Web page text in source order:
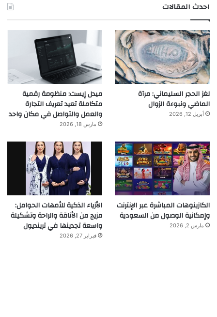
احدث المقالات
لغز الحجر السليماني: مرآة
الماضي ونبوءة الزوال
أبريل 12, 2026
ميدل إيست: منظومة رقمية
متكاملة تعيد تعريف التجارة
والعمل والتواصل في مكان واحد
مارس 18, 2026
الكازينوهات المباشرة عبر الإنترنت
وإمكانية الوصول من السعودية
مارس 2, 2026
الأزياء الذكية للأمهات الحوامل:
مزيج من الأناقة والراحة وتشكيلة
واسعة تجدينها في ترينديول
فبراير 27, 2026